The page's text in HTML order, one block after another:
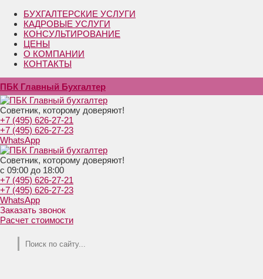
БУХГАЛТЕРСКИЕ УСЛУГИ
КАДРОВЫЕ УСЛУГИ
КОНСУЛЬТИРОВАНИЕ
ЦЕНЫ
О КОМПАНИИ
КОНТАКТЫ
ПБК Главный Бухгалтер
Советник, которому доверяют!
+7 (495) 626-27-21
+7 (495) 626-27-23
WhatsApp
Советник, которому доверяют!
с 09:00 до 18:00
+7 (495) 626-27-21
+7 (495) 626-27-23
WhatsApp
Заказать звонок
Расчет стоимости